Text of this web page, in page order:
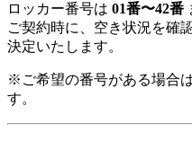
ロッカー番号は 01番〜42番
ご契約時に、空き状況を確
決定いたします。
※ご希望の番号がある場合
す。